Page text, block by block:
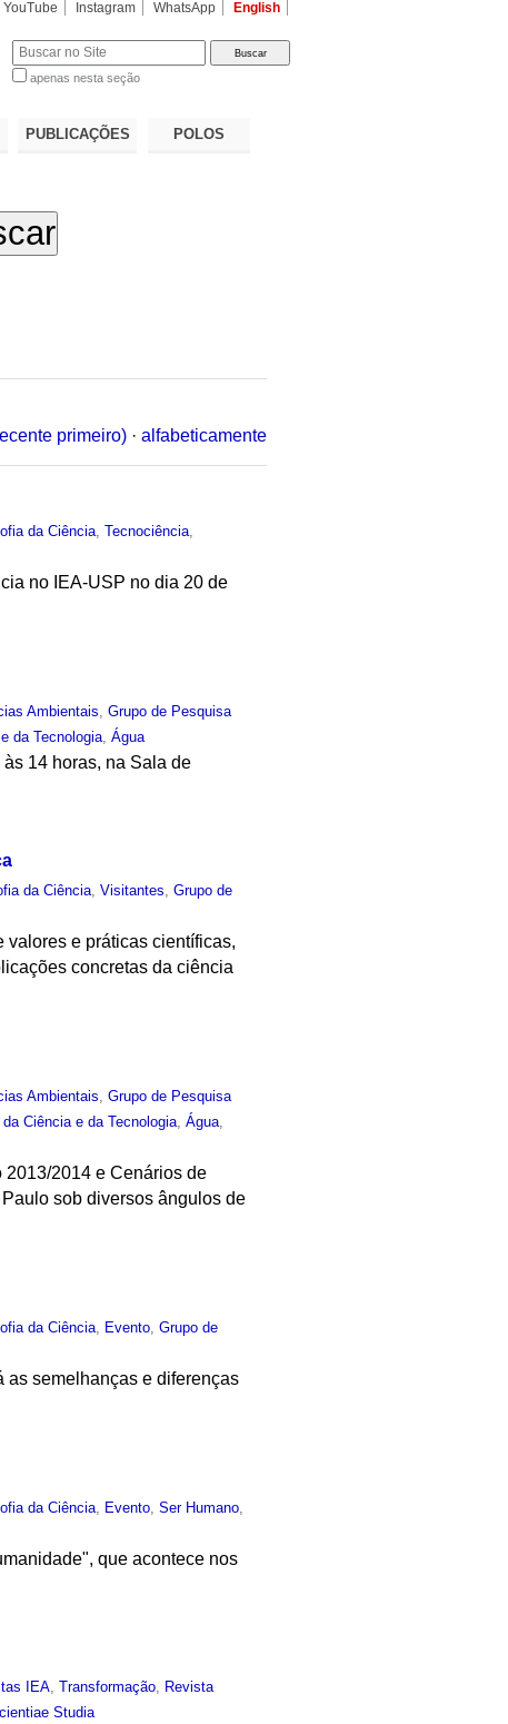
YouTube Instagram WhatsApp English
apenas nesta seção
PUBLICAÇÕES POLOS
primeiro) · alfabeticamente
da Ciência ,Tecnociência
no IEA-USP no dia 20 de
Ambientais ,Grupo de Pesquisa
da Tecnologia ,Água
14 horas, na Sala de
da Ciência,Visitantes,Grupo de
valores e práticas científicas,
concretas da ciência
Ambientais,Grupo de Pesquisa
Ciência e da Tecnologia,Água,
2013/2014 e Cenários de
sob diversos ângulos de
da Ciência Evento ,Grupo de
as semelhanças e diferenças
da Ciência Evento ,Ser Humano
que acontece nos
IEA,Transformação, Revista
Studia